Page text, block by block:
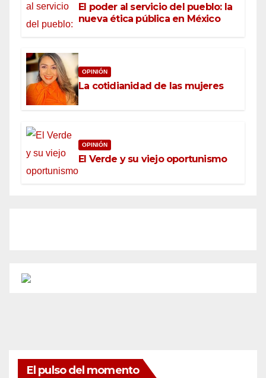
El poder al servicio del pueblo: la
nueva ética pública en México
OPINIÓN
La cotidianidad de las mujeres
OPINIÓN
El Verde y su viejo oportunismo
El pulso del momento